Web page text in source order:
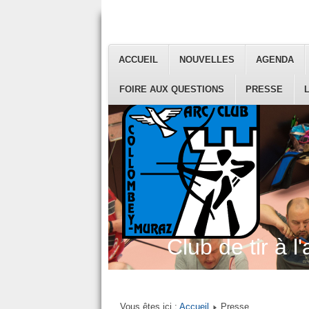
Club de tir à
ACCUEIL NOUVELLES AGENDA
FOIRE AUX QUESTIONS PRESSE
Vous êtes ici : Accueil Presse